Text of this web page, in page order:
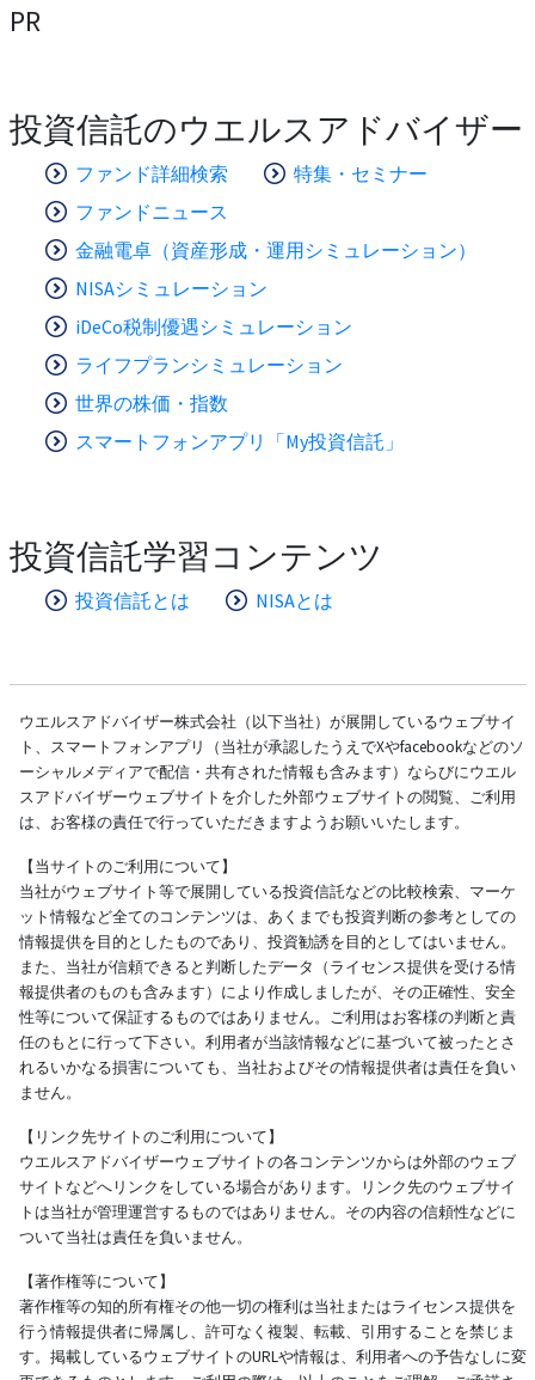
PR
投資信託のウエルスアドバイザー
ファンド詳細検索
特集・セミナー
ファンドニュース
金融電卓（資産形成・運用シミュレーション）
NISAシミュレーション
iDeCo税制優遇シミュレーション
ライフプランシミュレーション
世界の株価・指数
スマートフォンアプリ「My投資信託」
投資信託学習コンテンツ
投資信託とは NISAとは
ウエルスアドバイザー株式会社（以下当社）が展開しているウェブサイ
ト、スマートフォンアプリ（当社が承認したうえでXやfacebookなどのソ
ーシャルメディアで配信・共有された情報も含みます）ならびにウエル
スアドバイザーウェブサイトを介した外部ウェブサイトの閲覧、ご利用
は、お客様の責任で行っていただきますようお願いいたします。
【当サイトのご利用について】
当社がウェブサイト等で展開している投資信託などの比較検索、マーケ
ット情報など全てのコンテンツは、あくまでも投資判断の参考としての
情報提供を目的としたものであり、投資勧誘を目的としてはいません。
また、当社が信頼できると判断したデータ（ライセンス提供を受ける情
報提供者のものも含みます）により作成しましたが、その正確性、安全
性等について保証するものではありません。ご利用はお客様の判断と責
任のもとに行って下さい。利用者が当該情報などに基づいて被ったとさ
れるいかなる損害についても、当社およびその情報提供者は責任を負い
ません。
【リンク先サイトのご利用について】
ウエルスアドバイザーウェブサイトの各コンテンツからは外部のウェブ
サイトなどへリンクをしている場合があります。リンク先のウェブサイ
トは当社が管理運営するものではありません。その内容の信頼性などに
ついて当社は責任を負いません。
【著作権等について】
著作権等の知的所有権その他一切の権利は当社またはライセンス提供を
行う情報提供者に帰属し、許可なく複製、転載、引用することを禁じま
す。掲載しているウェブサイトのURLや情報は、利用者への予告なしに変